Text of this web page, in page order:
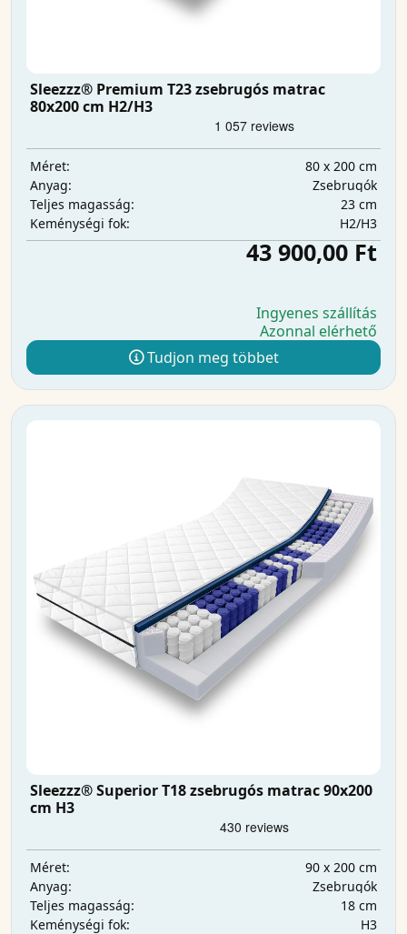
Sleezzz® Premium T23 zsebrugós matrac
80x200 cm H2/H3
Méret:
80 x 200 cm
Anyag:
Zsebrugók
Teljes magasság:
23 cm
Keménységi fok:
H2/H3
43 900,00 Ft
Ingyenes szállítás
Azonnal elérhető
Tudjon meg többet
Sleezzz® Superior T18 zsebrugós matrac 90x200
cm H3
Méret:
90 x 200 cm
Anyag:
Zsebrugók
Teljes magasság:
18 cm
Keménységi fok:
H3